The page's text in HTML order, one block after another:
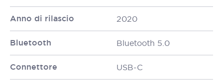
Anno di rilascio 2020
Bluetooth Bluetooth 5.0
Connettore USB-C